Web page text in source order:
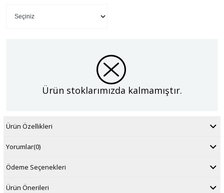
Ürün stoklarımızda kalmamıştır.
Ürün Özellikleri
Yorumlar(0)
Ödeme Seçenekleri
Ürün Önerileri